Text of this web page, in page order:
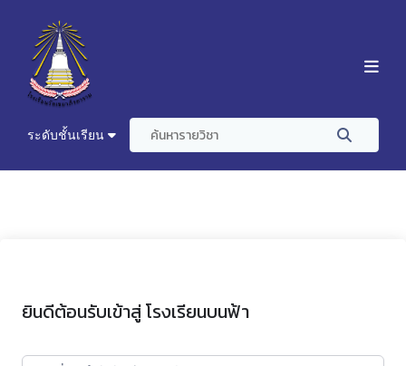
ระดับชั้นเรียน
ยินดีต้อนรับเข้าสู่ โรงเรียนบนฟ้า